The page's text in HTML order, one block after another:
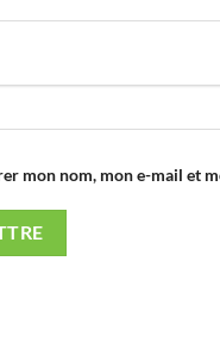
mon nom, mon e-mail et